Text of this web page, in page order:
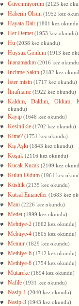
Güvenmiyorum (2125 kez
Haberin Olsun (1952 kez
Hayata Dair (1801 kez
Her Demet (1953 kez okundu)
Hu (2038 kez okundu)
Huysuz Gönlüm (1913 kez
İnanamadım (2016 kez
İncitme Sakın (2182 kez
İster misin (1717 kez okundu)
İtirafname (1922 kez okundu)
Kaldım, Daldım, Oldum,
okundu)
Kayıp (1648 kez okundu)
Kesinlikle (1702 kez okundu)
Kime? (1751 kez okundu)
Kış Aşkı (1843 kez okundu)
Koşuk (2116 kez okundu)
Kucak Kucak (2109 kez
Kulun Oldum (1961 kez
Küslük (2135 kez okundu)
Kutsal Emanetler (1683 kez
Mani (2226 kez okundu)
Medet (1999 kez okundu)
Mehtiye-2 (1662 kez okundu)
Mehtiye-4 (1805 kez okundu)
Memur (1829 kez okundu)
Methiye-6 (1712 kez okundu)
Methiye-8 (1754 kez okundu)
Mütareke (1694 kez okundu)
Nafile (1931 kez okundu)
Nasip-1 (2040 kez okundu)
Nasip-3 (1943 kez okundu)